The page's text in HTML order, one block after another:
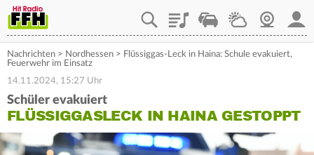
PlaylistStaupilotWetterWebcam
Nachrichten > Nordhessen > Flüssiggas-Leck in Haina: Schule evakuiert,
Feuerwehr im Einsatz
14.11.2024, 15:27 Uhr
Schüler evakuiert
FLÜSSIGGASLECK IN HAINA GESTOPPT